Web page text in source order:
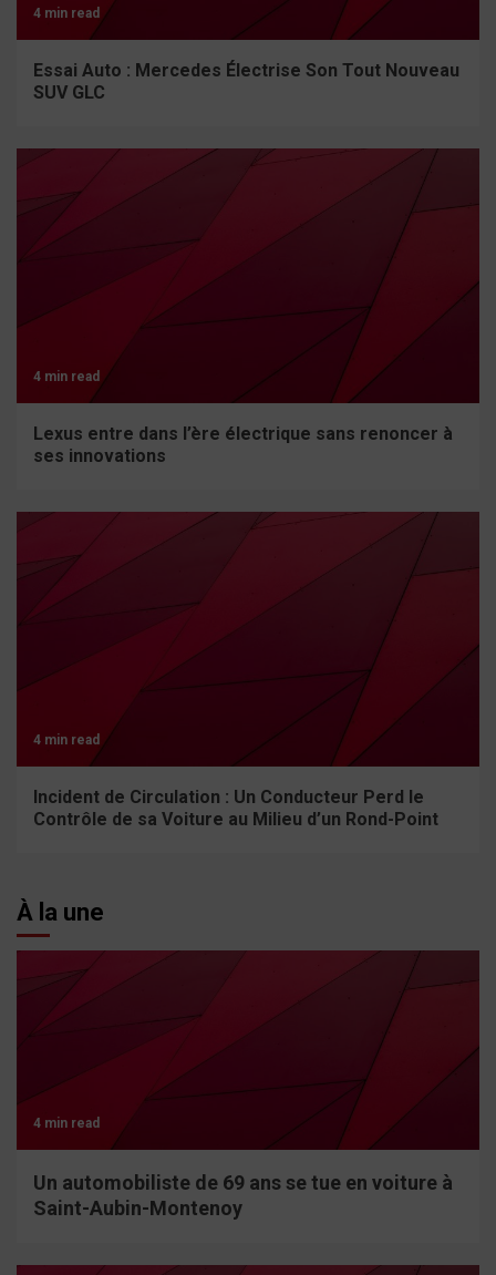
4 min read
Essai Auto : Mercedes Électrise Son Tout Nouveau
SUV GLC
4 min read
Lexus entre dans l’ère électrique sans renoncer à
ses innovations
4 min read
Incident de Circulation : Un Conducteur Perd le
Contrôle de sa Voiture au Milieu d’un Rond-Point
À la une
4 min read
Un automobiliste de 69 ans se tue en voiture à
Saint-Aubin-Montenoy